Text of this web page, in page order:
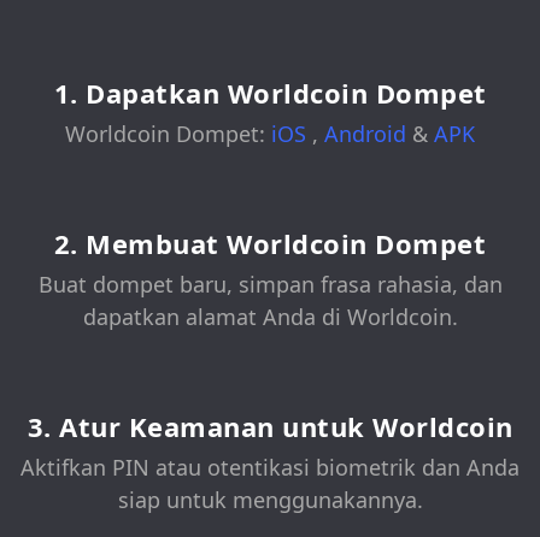
1. Dapatkan Worldcoin Dompet
Worldcoin Dompet: iOS , Android & APK
2. Membuat Worldcoin Dompet
Buat dompet baru, simpan frasa rahasia, dan
dapatkan alamat Anda di Worldcoin.
3. Atur Keamanan untuk Worldcoin
Aktifkan PIN atau otentikasi biometrik dan Anda
siap untuk menggunakannya.